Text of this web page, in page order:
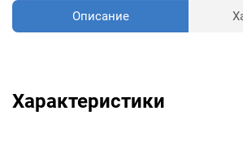
Описание
Характеристики